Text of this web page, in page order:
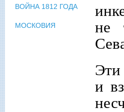
не
Эти
и
ВОЙНА 1812 ГОДА
МОСКОВИЯ